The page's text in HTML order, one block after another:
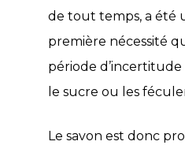
de tout temps, a été
première nécessité
période
le sucre ou les
Le savon est donc